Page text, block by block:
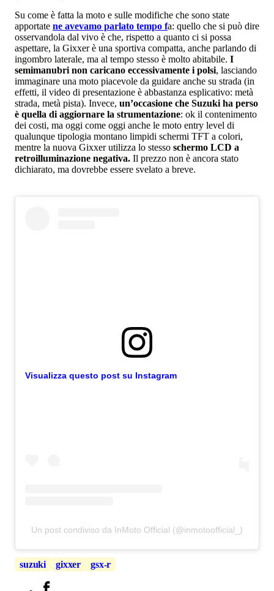
Su come è fatta la moto e sulle modifiche che sono state
apportate ne avevamo parlato tempo fa: quello che si può dire
osservandola dal vivo è che, rispetto a quanto ci si possa
aspettare, la Gixxer è una sportiva compatta, anche parlando di
ingombro laterale, ma al tempo stesso è molto abitabile. I
semimanubri non caricano eccessivamente i polsi, lasciando
immaginare una moto piacevole da guidare anche su strada (in
effetti, il video di presentazione è abbastanza esplicativo: metà
strada, metà pista). Invece, un’occasione che Suzuki ha perso
è quella di aggiornare la strumentazione: ok il contenimento
dei costi, ma oggi come oggi anche le moto entry level di
qualunque tipologia montano limpidi schermi TFT a colori,
mentre la nuova Gixxer utilizza lo stesso schermo LCD a
retroilluminazione negativa. Il prezzo non è ancora stato
dichiarato, ma dovrebbe essere svelato a breve.
Visualizza questo post su Instagram
Un post condiviso da InMoto Official (@inmotoofficial_)
suzuki gixxer gsx-r